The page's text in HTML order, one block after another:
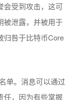
会受到攻击，这可
被泄露，并被用于
归咎于比特币Core
单。消息可以通过
任，因为有些掌握